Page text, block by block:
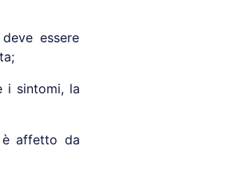
essere
i sintomi, la
è affetto da